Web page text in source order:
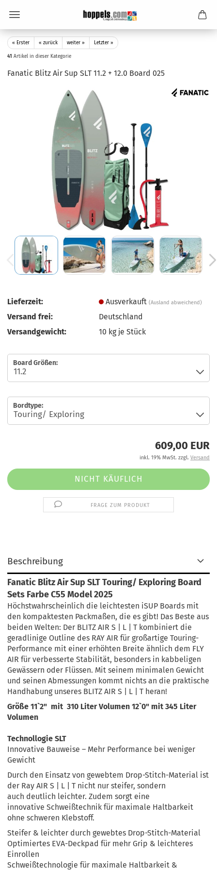
« Erster « zurück weiter » Letzter »
41 Artikel in dieser Kategorie
Fanatic Blitz Air Sup SLT 11.2 + 12.0 Board 025
Lieferzeit: Ausverkauft(Ausland abweichend)
Versand frei:
Deutschland
Versandgewicht:
10 kg je Stück
Board Größen:
Bordtype:
609,00 EUR
inkl. 19% MwSt. zzgl. Versand
FRAGE ZUM PRODUKT
Beschreibung
Fanatic Blitz Air Sup SLT Touring/ Exploring Board
Sets Farbe C55 Model 2025
Höchstwahrscheinlich die leichtesten iSUP Boards mit
den kompaktesten Packmaßen, die es gibt! Das Beste aus
beiden Welten: Der BLITZ AIR S | L | T kombiniert die
geradlinige Outline des RAY AIR für großartige Touring-
Performance mit einer erhöhten Breite ähnlich dem FLY
AIR für verbesserte Stabilität, besonders in kabbeligen
Gewässern oder Flüssen. Mit seinem minimalen Gewicht
und seinen Abmessungen kommt nichts an die praktische
Handhabung unseres BLITZ AIR S | L | T heran!
Größe 11`2" mit 310 Liter Volumen 12`0" mit 345 Liter
Volumen
Technollogie SLT
Innovative Bauweise – Mehr Performance bei weniger
Gewicht
Durch den Einsatz von gewebtem Drop-Stitch-Material ist
der Ray AIR S | L | T nicht nur steifer, sondern
auch deutlich leichter. Zudem sorgt eine
innovative Schweißtechnik für maximale Haltbarkeit
ohne schweren Klebstoff.
Steifer & leichter durch gewebtes Drop-Stitch-Material
Optimiertes EVA-Deckpad für mehr Grip & leichteres
Einrollen
Schweißtechnologie für maximale Haltbarkeit &